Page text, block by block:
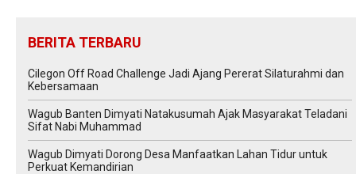
BERITA TERBARU
Cilegon Off Road Challenge Jadi Ajang Pererat Silaturahmi dan
Kebersamaan
Wagub Banten Dimyati Natakusumah Ajak Masyarakat Teladani
Sifat Nabi Muhammad
Wagub Dimyati Dorong Desa Manfaatkan Lahan Tidur untuk
Perkuat Kemandirian